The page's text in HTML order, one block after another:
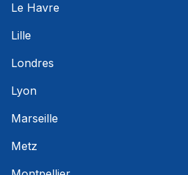
Le Havre
Lille
Londres
Lyon
Marseille
Metz